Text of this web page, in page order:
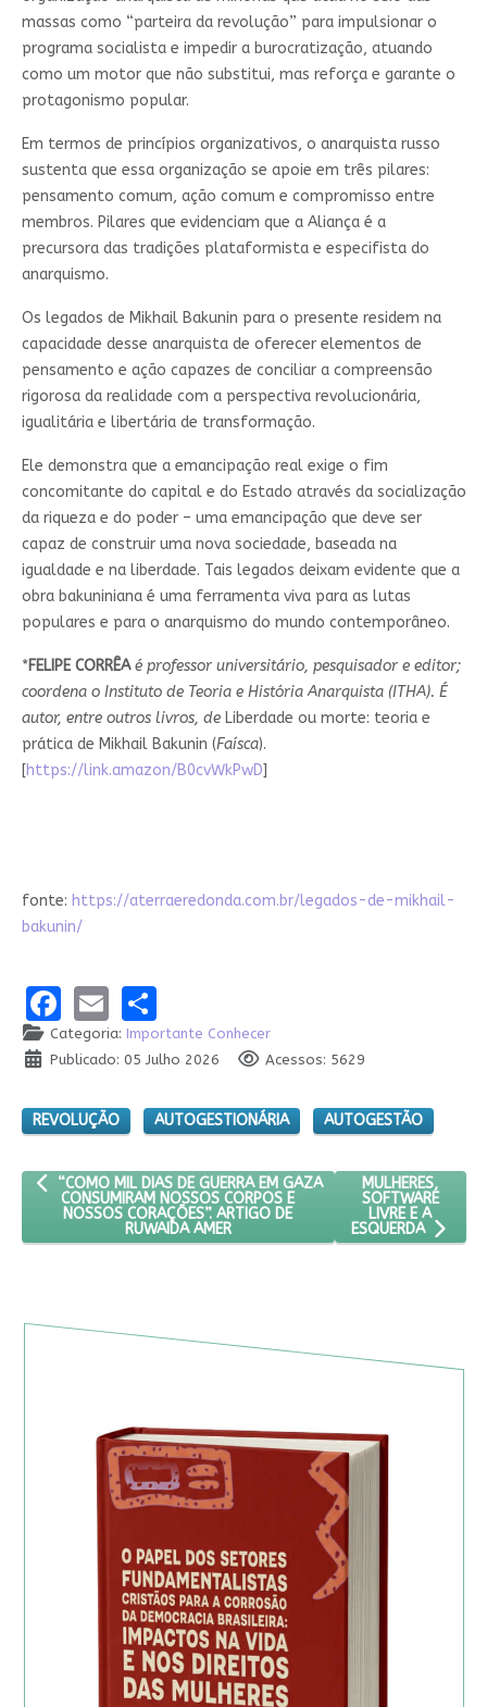
massas como “parteira da revolução” para impulsionar o
programa socialista e impedir a burocratização, atuando
como um motor que não substitui, mas reforça e garante o
protagonismo popular.
Em termos de princípios organizativos, o anarquista russo
sustenta que essa organização se apoie em três pilares:
pensamento comum, ação comum e compromisso entre
membros. Pilares que evidenciam que a Aliança é a
precursora das tradições plataformista e especifista do
anarquismo.
Os legados de Mikhail Bakunin para o presente residem na
capacidade desse anarquista de oferecer elementos de
pensamento e ação capazes de conciliar a compreensão
rigorosa da realidade com a perspectiva revolucionária,
igualitária e libertária de transformação.
Ele demonstra que a emancipação real exige o fim
concomitante do capital e do Estado através da socialização
da riqueza e do poder – uma emancipação que deve ser
capaz de construir uma nova sociedade, baseada na
igualdade e na liberdade. Tais legados deixam evidente que a
obra bakuniniana é uma ferramenta viva para as lutas
populares e para o anarquismo do mundo contemporâneo.
*FELIPE CORRÊAé professor universitário, pesquisador e editor;
coordena o Instituto de Teoria e História Anarquista (ITHA). É
autor, entre outros livros, deLiberdade ou morte: teoria e
prática de Mikhail Bakunin (Faísca).
[https://link.amazon/B0cvWkPwD]
fonte: https://aterraeredonda.com.br/legados-de-mikhail-
bakunin/
Facebook
EmailShare
Categoria: Importante Conhecer
Publicado: 05 Julho 2026
Acessos: 5629
REVOLUÇÃO AUTOGESTIONÁRIA AUTOGESTÃO
ARTIGO ANTERIOR: “COMO MIL DIAS DE GUERRA EM GAZA
“COMO MIL DIAS DE GUERRA EM GAZA
CONSUMIRAM NOSSOS CORPOS E
NOSSOS CORAÇÕES”. ARTIGO DE
RUWAIDA AMER
PRÓXIMO
MULHERES,
SOFTWARE
LIVRE E A
ESQUERDA